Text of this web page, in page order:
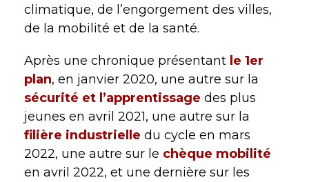
climatique, de l’engorgement des villes,
de la mobilité et de la santé.
Après une chronique présentant le 1er
plan, en janvier 2020, une autre sur la
sécurité et l’apprentissage des plus
jeunes en avril 2021, une autre sur la
filière industrielle du cycle en mars
2022, une autre sur le chèque mobilité
en avril 2022, et une dernière sur les